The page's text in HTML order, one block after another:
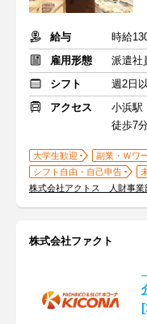
給与
時給
雇用形態
派遣社
シフト
週2日
アクセス
小浜駅
徒歩7
大学生歓迎 副業・Ｗワ
シフト自由・自己申告
株式会社アクトス 人財事業
株式会社ファクト